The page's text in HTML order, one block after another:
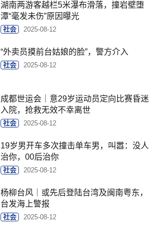
湖南两游客越栏5米瀑布滑落，撞岩壁堕
潭“毫发未伤”原因曝光
社会 2025-08-12
“外卖员摸前台姑娘的脸”，警方介入
社会 2025-08-12
成都世运会｜意29岁运动员定向比赛昏迷
入院，抢救无效不幸离世
社会 2025-08-12
19岁男开车多次撞击单车男，叫嚣：没人
治你，00后治你
社会 2025-08-12
杨柳台风｜或先后登陆台湾及闽南粤东，
台发海上警报
社会 2025-08-12